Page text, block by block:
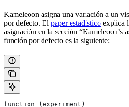
Kameleoon asigna una variación a un
por defecto. El paper estadístico explica
asignación en la sección “Kameleoon’s
función por defecto es la siguiente:
function (experiment)